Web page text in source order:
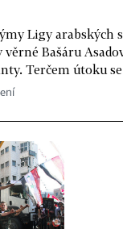
Ligy arabských
věrné Bašáru
Terčem útoku